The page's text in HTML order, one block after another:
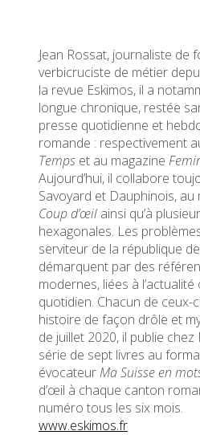
Jean Rossat, journaliste de
verbicruciste de métier
la revue Eskimos, il a
longue chronique, restée
presse quotidienne et
romande : respectivement
Temps et au magazine
Aujourd’hui, il collabore
Savoyard et Dauphinois, au
Coup d’œil ainsi qu’à
hexagonales. Les
serviteur de la république
démarquent par des
modernes, liées à
quotidien. Chacun de
histoire de façon drôle et
de juillet 2020, il publie
série de sept livres au
évocateurMa Suisse en
d’œil à chaque canton
numéro tous les six mois.
www.eskimos.fr